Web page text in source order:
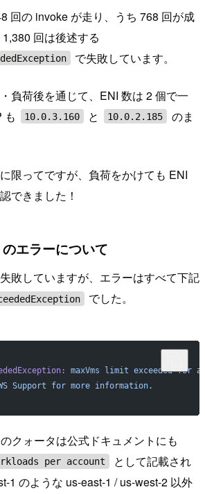
回の invoke が走り、うち 768 回が成
回は後述する
で失敗しています。
負荷後を通じて、ENI 数は 2 個で一
も
10.0.3.160 と 10.0.2.185
のま
限ってですが、負荷をかけても ENI
できました！
エラーについて
敗していますが、エラーはすべて下記
でした。
maxVms limit exceeded for
Support for more information.
クォータは公式ドキュメントにも
per account
として記載され
1 のような us-east-1 / us-west-2 以外